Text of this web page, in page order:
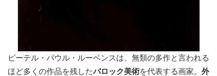
ピーテル・パウル・ルーベンスは、無類の多作と言われる
ほど多くの作品を残したバロック美術を代表する画家。 外